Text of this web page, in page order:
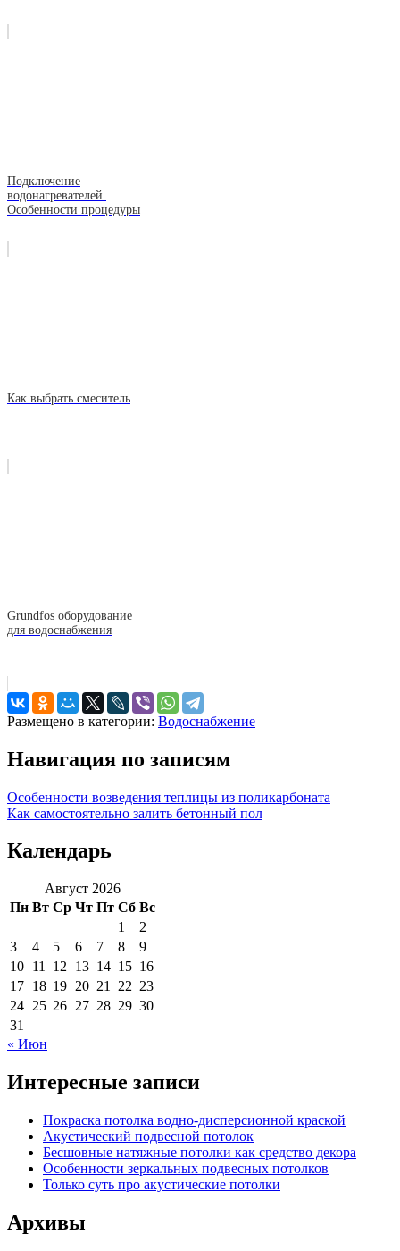
Подключение
водонагревателей.
Особенности процедуры
Как выбрать смеситель
Grundfos оборудование
для водоснабжения
Размещено в категории: Водоснабжение
Навигация по записям
Особенности возведения теплицы из поликарбоната
Как самостоятельно залить бетонный пол
Календарь
Август 2026
Пн Вт Ср Чт Пт Сб Вс
1
2
3
4 5 6 7 8
9
10 11 12 13 14 15 16
17 18 19 20 21 22 23
24 25 26 27 28 29 30
31
« Июн
Интересные записи
Покраска потолка водно-дисперсионной краской
Акустический подвесной потолок
Бесшовные натяжные потолки как средство декора
Особенности зеркальных подвесных потолков
Только суть про акустические потолки
Архивы